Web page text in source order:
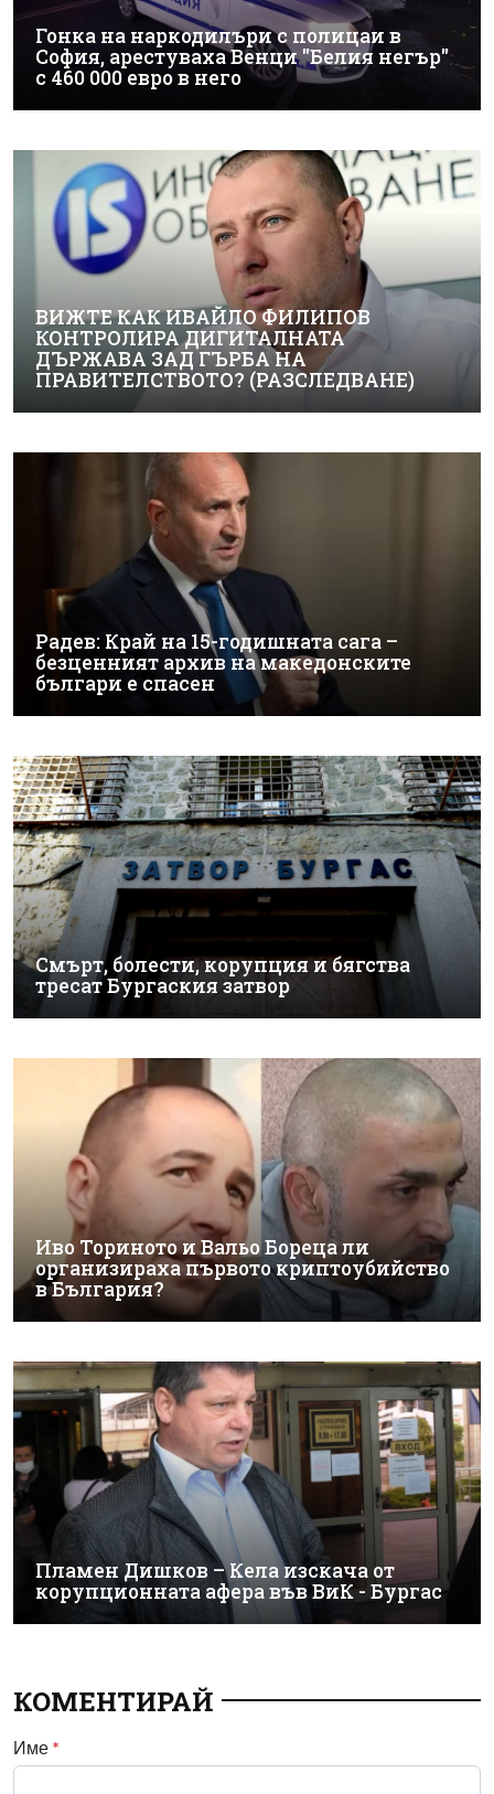
Гонка на наркодилъри с полицаи в
София, арестуваха Венци "Белия негър"
с 460 000 евро в него
ВИЖТЕ КАК ИВАЙЛО ФИЛИПОВ
КОНТРОЛИРА ДИГИТАЛНАТА
ДЪРЖАВА ЗАД ГЪРБА НА
ПРАВИТЕЛСТВОТО? (РАЗСЛЕДВАНЕ)
Радев: Край на 15-годишната сага –
безценният архив на македонските
българи е спасен
Смърт, болести, корупция и бягства
тресат Бургаския затвор
Иво Ториното и Вальо Бореца ли
организираха първото криптоубийство
в България?
Пламен Дишков – Кела изскача от
корупционната афера във ВиК - Бургас
КОМЕНТИРАЙ
Име *